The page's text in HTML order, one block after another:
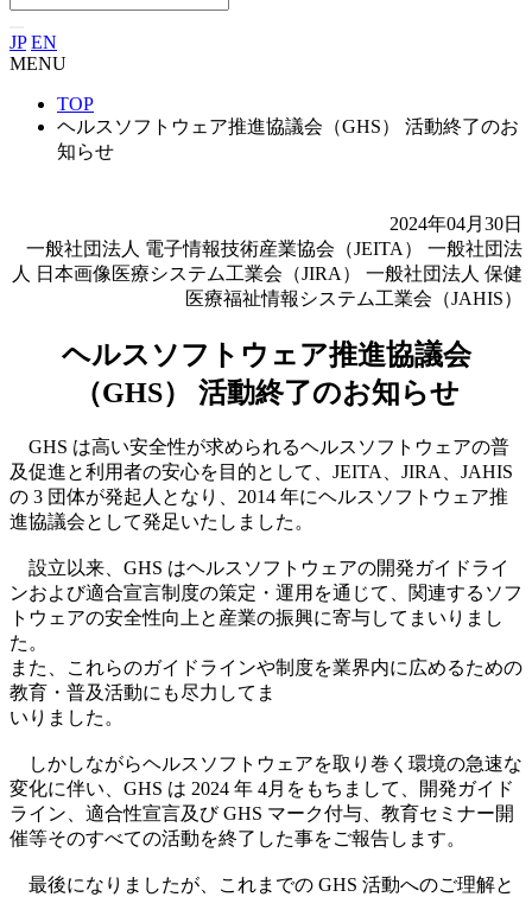
JP EN
MENU
TOP
ヘルスソフトウェア推進協議会（GHS） 活動終了のお
知らせ
2024年04月30日
一般社団法人 電子情報技術産業協会（JEITA） 一般社団法
人 日本画像医療システム工業会（JIRA） 一般社団法人 保健
医療福祉情報システム工業会（JAHIS）
ヘルスソフトウェア推進協議会
（GHS） 活動終了のお知らせ
GHS は高い安全性が求められるヘルスソフトウェアの普
及促進と利用者の安心を目的として、JEITA、JIRA、JAHIS
の 3 団体が発起人となり、2014 年にヘルスソフトウェア推
進協議会として発足いたしました。
設立以来、GHS はヘルスソフトウェアの開発ガイドライ
ンおよび適合宣言制度の策定・運用を通じて、関連するソフ
トウェアの安全性向上と産業の振興に寄与してまいりまし
た。
また、これらのガイドラインや制度を業界内に広めるための
教育・普及活動にも尽力してま
いりました。
しかしながらヘルスソフトウェアを取り巻く環境の急速な
変化に伴い、GHS は 2024 年 4月をもちまして、開発ガイド
ライン、適合性宣言及び GHS マーク付与、教育セミナー開
催等そのすべての活動を終了した事をご報告します。
最後になりましたが、これまでの GHS 活動へのご理解と